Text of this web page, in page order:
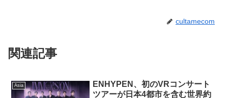
cultamecom
関連記事
Asia
ENHYPEN、初のVRコンサート
ツアーが日本4都市を含む世界約